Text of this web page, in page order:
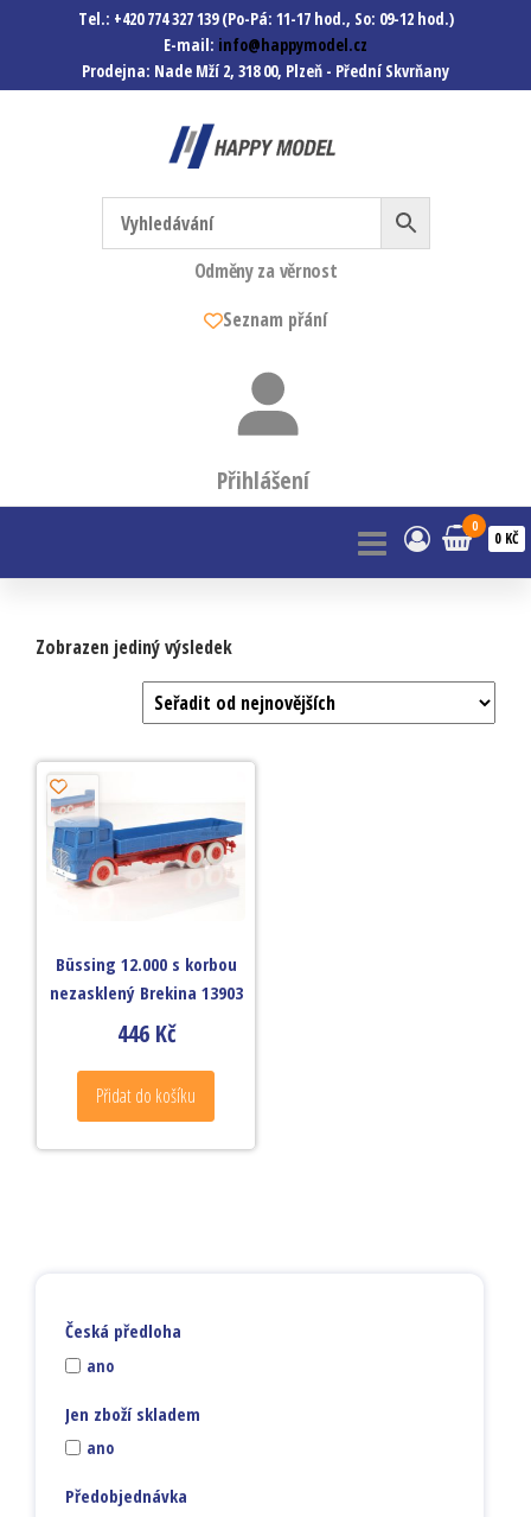
Tel.: +420 774 327 139 (Po-Pá: 11-17 hod., So: 09-12 hod.)
E-mail: info@happymodel.cz
Prodejna: Nade Mží 2, 318 00, Plzeň - Přední Skvrňany
Happymodel.cz
Modely autíček, modelová
železnice, mašinky, vagóny a
mnohem víc.
Odměny za věrnost
Seznam přání
Přihlášení
0
0 KČ
Zobrazen jediný výsledek
Büssing 12.000 s korbou
nezasklený Brekina 13903
446 Kč
Přidat do košíku
Česká předloha
ano
Jen zboží skladem
ano
Předobjednávka